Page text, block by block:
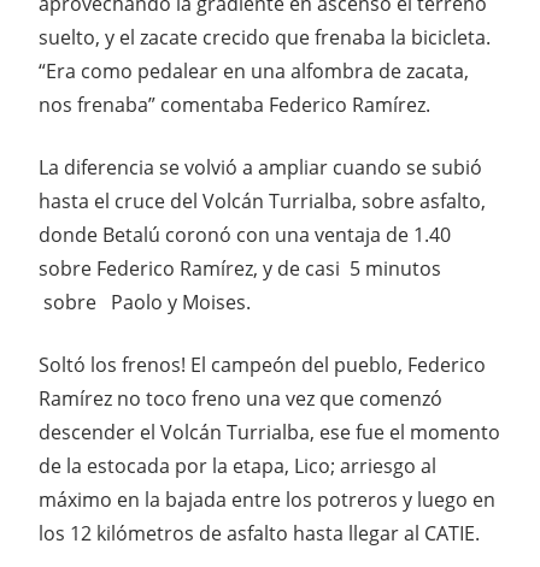
suelto, y el zacate crecido que frenaba la bicicleta.
“Era como pedalear en una alfombra de zacata,
nos frenaba” comentaba Federico Ramírez.
La diferencia se volvió a ampliar cuando se subió
hasta el cruce del Volcán Turrialba, sobre asfalto,
donde Betalú coronó con una ventaja de 1.40
sobre Federico Ramírez, y de casi 5 minutos
sobre Paolo y Moises.
Soltó los frenos! El campeón del pueblo, Federico
Ramírez no toco freno una vez que comenzó
descender el Volcán Turrialba, ese fue el momento
de la estocada por la etapa, Lico; arriesgo al
máximo en la bajada entre los potreros y luego en
los 12 kilómetros de asfalto hasta llegar al CATIE.